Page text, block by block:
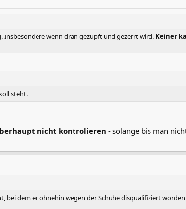
Insbesondere wenn dran gezupft und gezerrt wird. Keiner
steht.
nicht kontrolieren - solange bis man
bei dem er ohnehin wegen der Schuhe disqualifiziert worden